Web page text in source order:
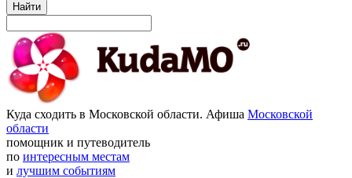
Найти
Куда сходить в Московской области. Афиша Московской
области
помощник и путеводитель
по интересным местам
и лучшим событиям